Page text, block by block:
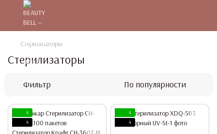
Стерилизаторы
Стерилизаторы
Фильтр По популярности
4
4
4
4